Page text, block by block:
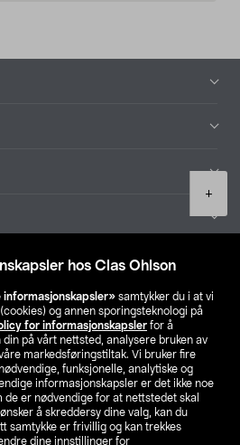
hos Clas Ohlson
informasjonskapsler» samtykker du i at vi
og annen sporingsteknologi på
for informasjonskapsler for å
på vårt nettsted, analysere bruken av
markedsføringstiltak. Vi bruker fire
funksjonelle, analytiske og
informasjonskapsler er det ikke noe
de er nødvendige for at nettstedet skal
å skreddersy dine valg, kan du
samtykke er frivillig og kan trekkes
dine innstillinger for
+
Finn din butikk
NO FI